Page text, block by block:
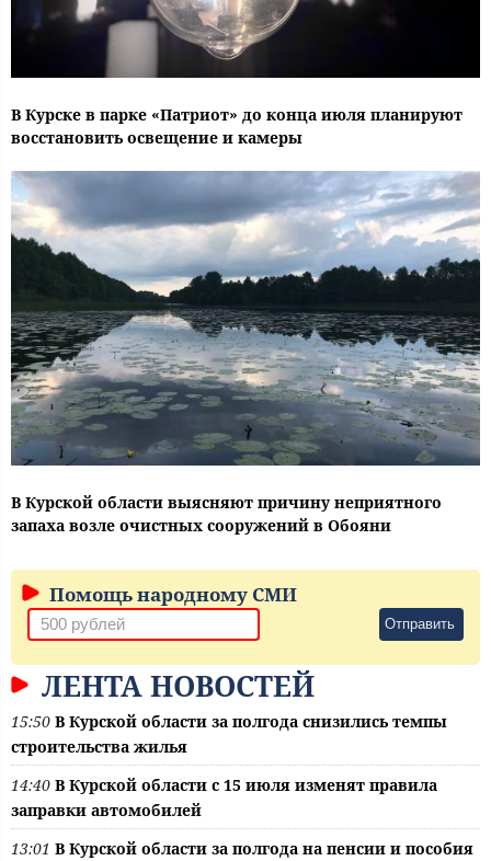
В Курске в парке «Патриот» до конца июля планируют
восстановить освещение и камеры
В Курской области выясняют причину неприятного
запаха возле очистных сооружений в Обояни
Помощь народному СМИ
Отправить
ЛЕНТА НОВОСТЕЙ
15:50 В Курской области за полгода снизились темпы
строительства жилья
14:40 В Курской области с 15 июля изменят правила
заправки автомобилей
13:01 В Курской области за полгода на пенсии и пособия